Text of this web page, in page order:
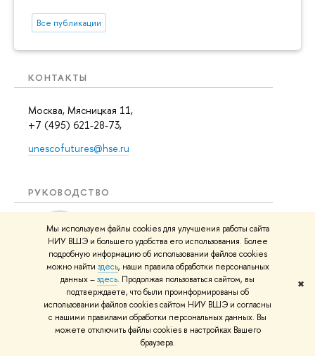
Мы используем файлы cookies для улучшения работы сайта
НИУ ВШЭ и большего удобства его использования. Более
подробную информацию об использовании файлов cookies
можно найти здесь, наши правила обработки персональных
данных –здесь. Продолжая пользоваться сайтом, вы
подтверждаете, что были проинформированы об
использовании файлов cookies сайтом НИУ ВШЭ и согласны
с нашими правилами обработки персональных данных. Вы
можете отключить файлы cookies в настройках Вашего
браузера.
✖
Все публикации
КОНТАКТЫ
Москва, Мясницкая 11,
+7 (495) 621-28-73,
unescofutures@hse.ru
РУКОВОДСТВО
Заведующий кафедрой–Соколов Александр
Васильевич